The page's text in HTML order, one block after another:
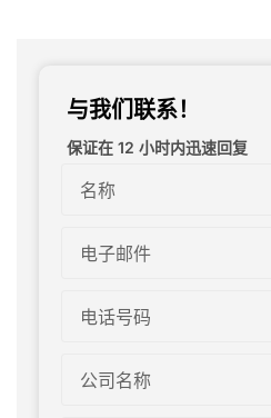
与我们联系！
保证在 12 小时内迅速回复